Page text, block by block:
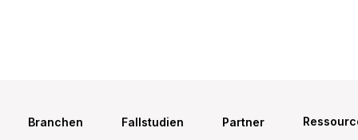
Branchen Fallstudien Partner